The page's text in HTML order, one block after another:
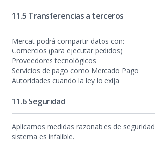
11.5 Transferencias a terceros
Mercat podrá compartir datos con:
Comercios (para ejecutar pedidos)
Proveedores tecnológicos
Servicios de pago como Mercado Pago
Autoridades cuando la ley lo exija
11.6 Seguridad
Aplicamos medidas razonables de
sistema es infalible.